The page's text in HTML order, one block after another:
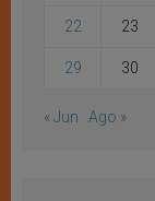
22 23
29 30
« Jun Ago »